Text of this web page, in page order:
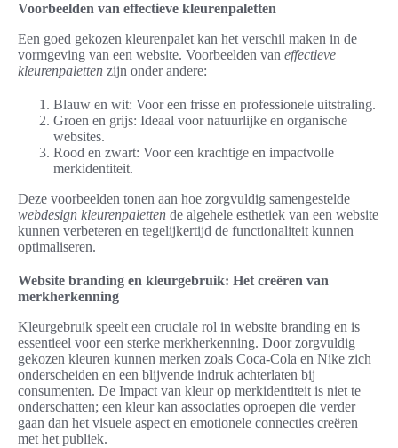
Voorbeelden van effectieve kleurenpaletten
Een goed gekozen kleurenpalet kan het verschil maken in de
vormgeving van een website. Voorbeelden van effectieve
kleurenpaletten zijn onder andere:
Blauw en wit: Voor een frisse en professionele uitstraling.
Groen en grijs: Ideaal voor natuurlijke en organische
websites.
Rood en zwart: Voor een krachtige en impactvolle
merkidentiteit.
Deze voorbeelden tonen aan hoe zorgvuldig samengestelde
webdesign kleurenpaletten de algehele esthetiek van een website
kunnen verbeteren en tegelijkertijd de functionaliteit kunnen
optimaliseren.
Website branding en kleurgebruik: Het creëren van
merkherkenning
Kleurgebruik speelt een cruciale rol in website branding en is
essentieel voor een sterke merkherkenning. Door zorgvuldig
gekozen kleuren kunnen merken zoals Coca-Cola en Nike zich
onderscheiden en een blijvende indruk achterlaten bij
consumenten. De Impact van kleur op merkidentiteit is niet te
onderschatten; een kleur kan associaties oproepen die verder
gaan dan het visuele aspect en emotionele connecties creëren
met het publiek.